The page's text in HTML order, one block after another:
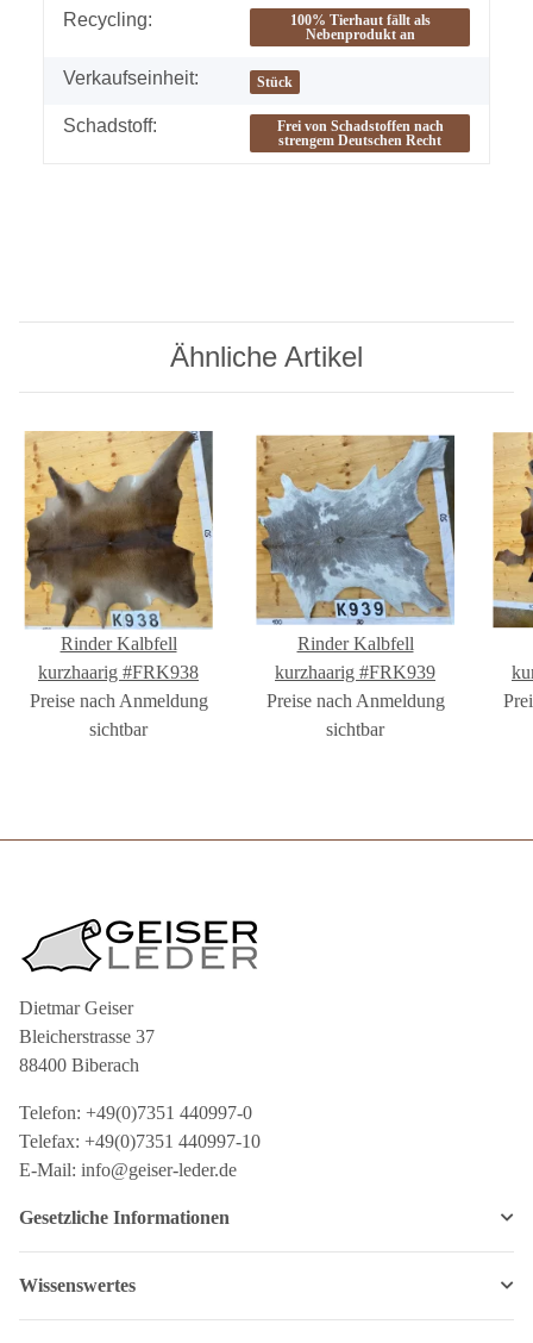
Recycling:
100% Tierhaut fällt als
Nebenprodukt an
Verkaufseinheit: Stück
Schadstoff:
Frei von Schadstoffen nach
strengem Deutschen Recht
Ähnliche Artikel
Rinder Kalbfell
kurzhaarig #FRK938
Preise nach Anmeldung
sichtbar
Rinder Kalbfell
kurzhaarig #FRK939
Preise nach Anmeldung
sichtbar
Dietmar Geiser
Bleicherstrasse 37
88400 Biberach
Telefon: +49(0)7351 440997-0
Telefax: +49(0)7351 440997-10
E-Mail: info@geiser-leder.de
Gesetzliche Informationen
Wissenswertes